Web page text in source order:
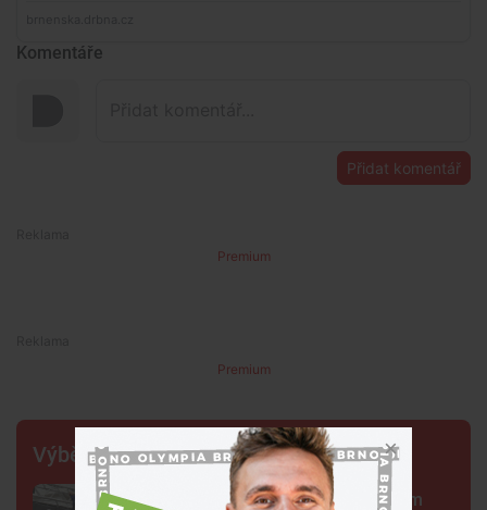
Komentáře
Přidat komentář
Premium
Premium
Výběr šéfredaktora
Centrum Brna ovládli šermíři. Jsem